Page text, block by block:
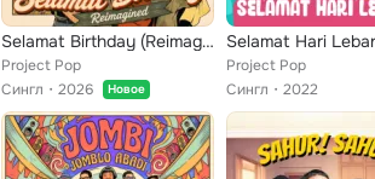
Selamat Birthday (Reimagined)
Project Pop
Сингл
2026 Новое
Selamat Hari
Project Pop
Сингл
2022